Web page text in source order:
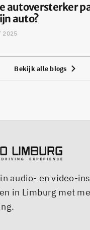
autoversterker
auto?
2025
Bekijk alle blogs
audio- en video-
in Limburg met